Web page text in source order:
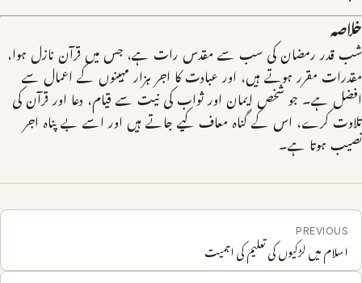
خلاصہ
شب قدر رمضان کی سب سے مقدس رات ہے، جس میں قرآن نازل ہوا،
مقدرات مقرر ہوتے ہیں، اور عبادت کا اجر ہزار مہینوں کے اعمال سے
افضل ہے۔ جو شخص ایمان اور ثواب کی نیت سے قیام، دعا اور قرآن کی
تلاوت کرے، اس کے گناہ معاف کیے جاتے ہیں اور اسے بے پناہ اجر
نصیب ہوتا ہے۔
PREVIOUS
اسلام میں لڑکیوں کی تعلیم کی اہمیت